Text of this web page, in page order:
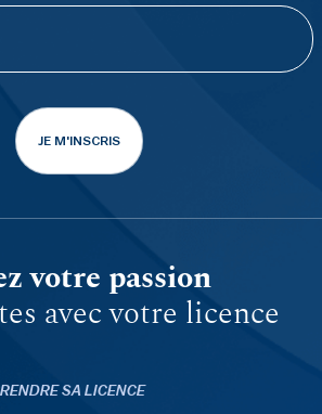
JE M'INSCRIS
votre passion
avec votre licence
SA LICENCE